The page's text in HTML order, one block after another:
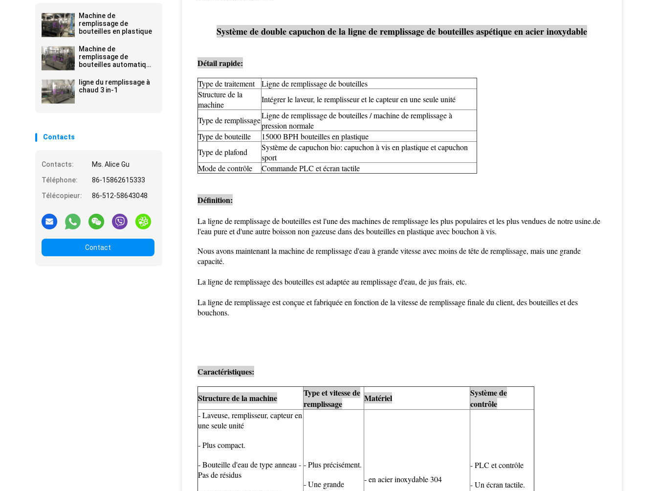
Machine de
remplissage de
bouteilles en plastique
Machine de
remplissage de
bouteilles automatique
ligne du remplissage à
chaud 3 in-1
Contacts
Contacts:
Ms. Alice Gu
Téléphone:
86-15862615333
Télécopieur:
86-512-58643048
Contact
Système de double capuchon de la ligne de remplissage de bouteilles aspétique en acier inoxydable
Détail rapide:
Type de traitement
Ligne de remplissage de bouteilles
Structure de la
machine
Intégrer le laveur, le remplisseur et le capteur en une seule unité
Type de remplissageLigne de remplissage de bouteilles / machine de remplissage à
pression normale
Type de bouteille
15000 BPH bouteilles en plastique
Type de plafond
Système de capuchon bio: capuchon à vis en plastique et capuchon
sport
Mode de contrôle
Commande PLC et écran tactile
Définition:
La ligne de remplissage de bouteilles est l'une des machines de remplissage les plus populaires et les plus vendues de notre usine.de
l'eau pure et d'une autre boisson non gazeuse dans des bouteilles en plastique avec bouchon à vis.
Nous avons maintenant la machine de remplissage d'eau à grande vitesse avec moins de tête de remplissage, mais une grande
capacité.
La ligne de remplissage des bouteilles est adaptée au remplissage d'eau, de jus frais, etc.
La ligne de remplissage est conçue et fabriquée en fonction de la vitesse de remplissage finale du client, des bouteilles et des
bouchons.
Caractéristiques:
Structure de la machine
Type et vitesse de
remplissage
Matériel
Système de
contrôle
- Laveuse, remplisseur, capteur en
une seule unité
- Plus compact.
- Bouteille d'eau de type anneau -
Pas de résidus
- Plus précisément.
- Une grande
- en acier inoxydable 304
- PLC et contrôle
- Un écran tactile.